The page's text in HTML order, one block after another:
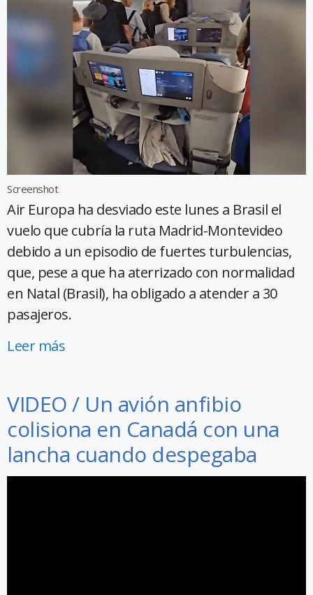
Screenshot
Air Europa ha desviado este lunes a Brasil el
vuelo que cubría la ruta Madrid-Montevideo
debido a un episodio de fuertes turbulencias,
que, pese a que ha aterrizado con normalidad
en Natal (Brasil), ha obligado a atender a 30
pasajeros.
Leer más
VIDEO / Un avión anfibio
colisiona en Canadá con una
lancha cuando despegaba